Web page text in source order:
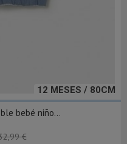
12 MESES / 80CM
bebé niño...
€